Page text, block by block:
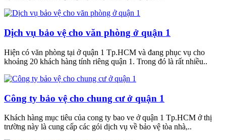
Dịch vụ bảo vệ cho văn phòng ở quận 1
Hiện có văn phòng tại ở quận 1 Tp.HCM và đang phục vụ cho
khoảng 20 khách hàng tính riêng quận 1. Trong đó là rất nhiều..
Công ty bảo vệ cho chung cư ở quận 1
Khách hàng mục tiêu của cong ty bao ve ở quận 1 Tp.HCM ở thị
trường này là cung cấp các gói dịch vụ về bảo vệ tòa nhà,..